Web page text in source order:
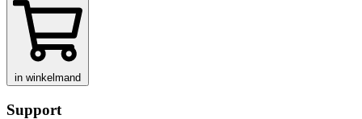
in winkelmand
Support